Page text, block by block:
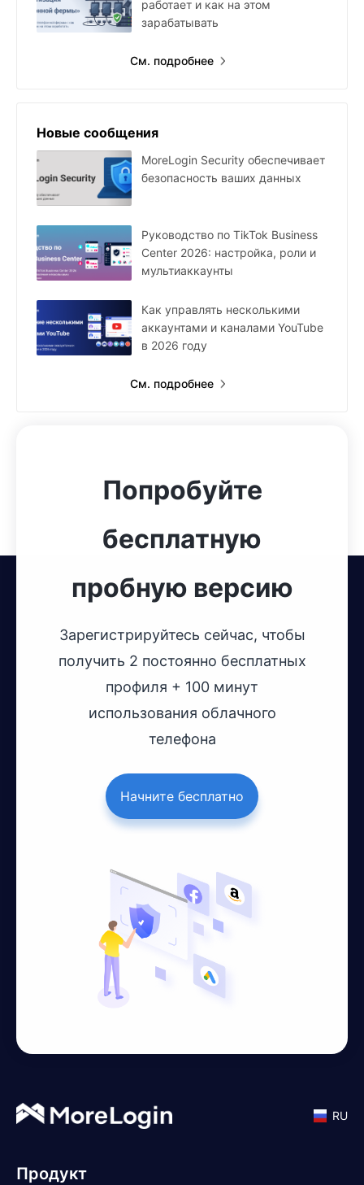
работает и как на этом
зарабатывать
См. подробнее
Новые сообщения
MoreLogin Security обеспечивает
безопасность ваших данных
Руководство по TikTok Business
Center 2026: настройка, роли и
мультиаккаунты
Как управлять несколькими
аккаунтами и каналами YouTube
в 2026 году
См. подробнее
Попробуйте
бесплатную
пробную версию
Зарегистрируйтесь сейчас, чтобы
получить 2 постоянно бесплатных
профиля + 100 минут
использования облачного
телефона
Начните бесплатно
RU
Продукт